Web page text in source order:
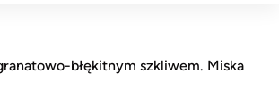
błękitnym szkliwem. Miska